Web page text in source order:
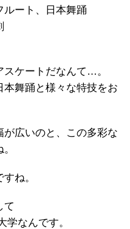
ルート、日本舞踊
スケートだなんて…。
舞踊と様々な特技をお
広いのと、この多彩な
ね。
て
学なんです。